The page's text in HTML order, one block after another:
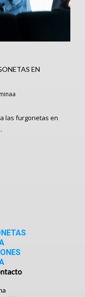
EN
las furgonetas en